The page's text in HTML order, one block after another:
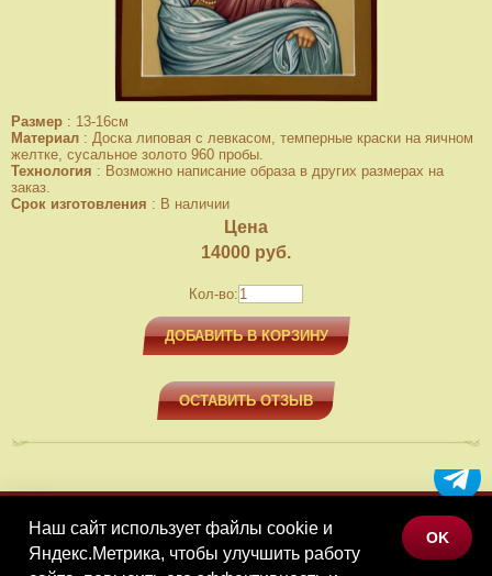
Размер : 13-16см
Материал : Доска липовая с левкасом, темперные краски на яичном
желтке, сусальное золото 960 пробы.
Технология : Возможно написание образа в других размерах на
заказ.
Срок изготовления : В наличии
Цена
14000 руб.
Кол-во:
ДОБАВИТЬ В КОРЗИНУ
ОСТАВИТЬ ОТЗЫВ
МЕНЮ
КАТАЛОГ ТОВАРОВ
Наш сайт использует файлы cookie и
Яндекс.Метрика, чтобы улучшить работу
OK